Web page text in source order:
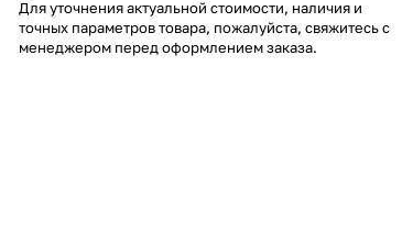
Для уточнения актуальной стоимости, наличия и
точных параметров товара, пожалуйста, свяжитесь с
менеджером перед оформлением заказа.